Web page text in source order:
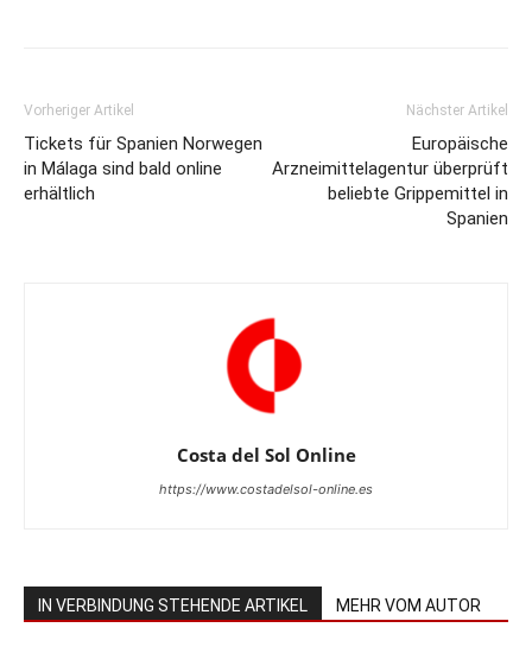
Vorheriger Artikel
Tickets für Spanien Norwegen
in Málaga sind bald online
erhältlich
Nächster Artikel
Europäische
Arzneimittelagentur überprüft
beliebte Grippemittel in
Spanien
Costa del Sol Online
https://www.costadelsol-online.es
IN VERBINDUNG STEHENDE ARTIKEL MEHR VOM AUTOR